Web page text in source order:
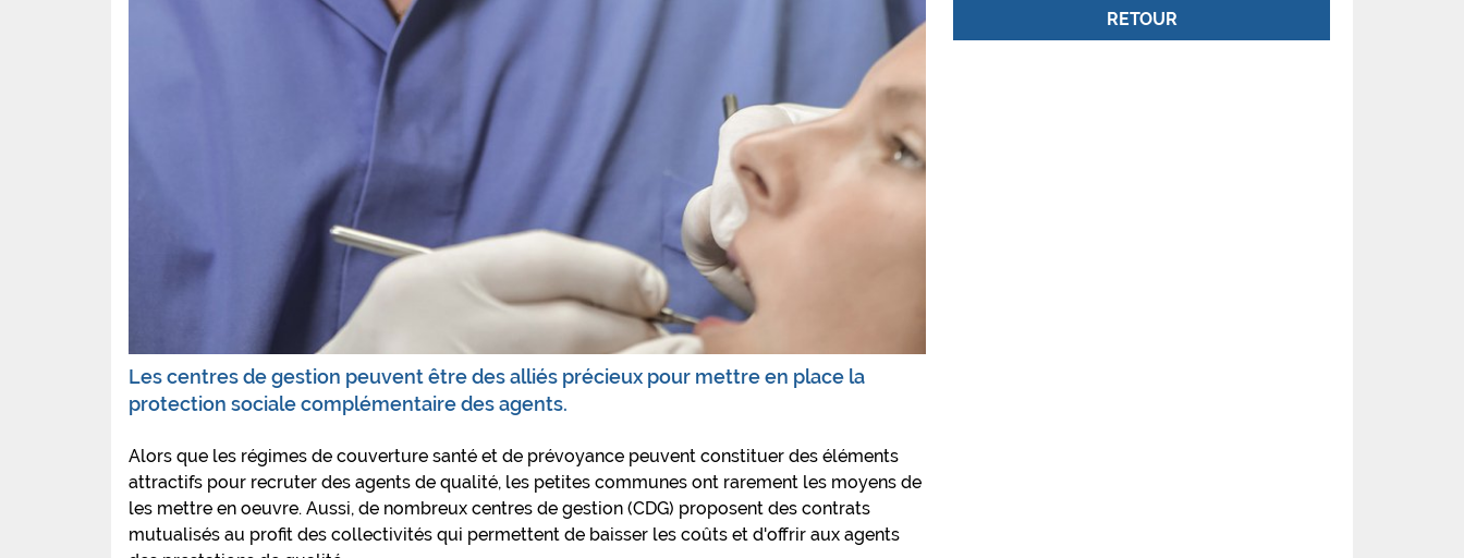
Les centres de gestion peuvent être des alliés précieux pour mettre en place la
protection sociale complémentaire des agents.
Alors que les régimes de couverture santé et de prévoyance peuvent constituer des éléments
attractifs pour recruter des agents de qualité, les petites communes ont rarement les moyens de
les mettre en oeuvre. Aussi, de nombreux centres de gestion (CDG) proposent des contrats
mutualisés au profit des collectivités qui permettent de baisser les coûts et d'offrir aux agents
RETOUR